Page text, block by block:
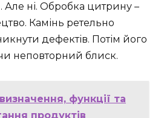
Але ні. Обробка цитрину –
Камінь ретельно
дефектів. Потім його
неповторний блиск.
функції та
продуктів